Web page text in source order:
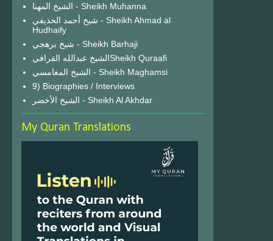
الشيخ المهنا - Sheikh Muhanna
شيخ أحمد الحذيفي - Sheikh Ahmad al
Hudhaify
شيخ برهجي - Sheikh Barhaji
الشيخ عبدالله القرافيSheikh Quraafi
الشيخ المغامسي - Sheikh Maghamsi
9) Biographies / Interviews
الشيخ الأخضر - Sheikh Al Akhdar
My Quran Translations